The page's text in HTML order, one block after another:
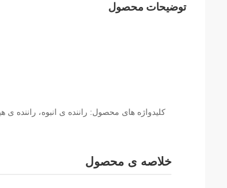
توضیحات محصول
کلیدواژه های محصول: راننده ی انبوه، راننده ی
خلاصه ی محصول